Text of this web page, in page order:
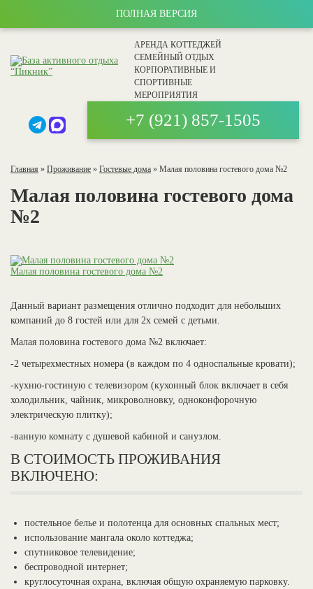
ПОЛНАЯ ВЕРСИЯ
АРЕНДА КОТТЕДЖЕЙ
СЕМЕЙНЫЙ ОТДЫХ
КОРПОРАТИВНЫЕ И
СПОРТИВНЫЕ
МЕРОПРИЯТИЯ
+7 (921)857-1505
Главная » Проживание » Гостевые дома » Малая половина гостевого дома №2
Малая половина гостевого дома
№2
Малая половина гостевого дома №2
Данный вариант размещения отлично подходит для небольших
компаний до 8 гостей или для 2х семей с детьми.
Малая половина гостевого дома №2 включает:
-2 четырехместных номера (в каждом по 4 односпальные кровати);
-кухню-гостиную с телевизором (кухонный блок включает в себя
холодильник, чайник, микроволновку, одноконфорочную
электрическую плитку);
-ванную комнату с душевой кабиной и санузлом.
В СТОИМОСТЬ ПРОЖИВАНИЯ
ВКЛЮЧЕНО:
постельное белье и полотенца для основных спальных мест;
использование мангала около коттеджа;
спутниковое телевидение;
беспроводной интернет;
круглосуточная охрана, включая общую охраняемую парковку.